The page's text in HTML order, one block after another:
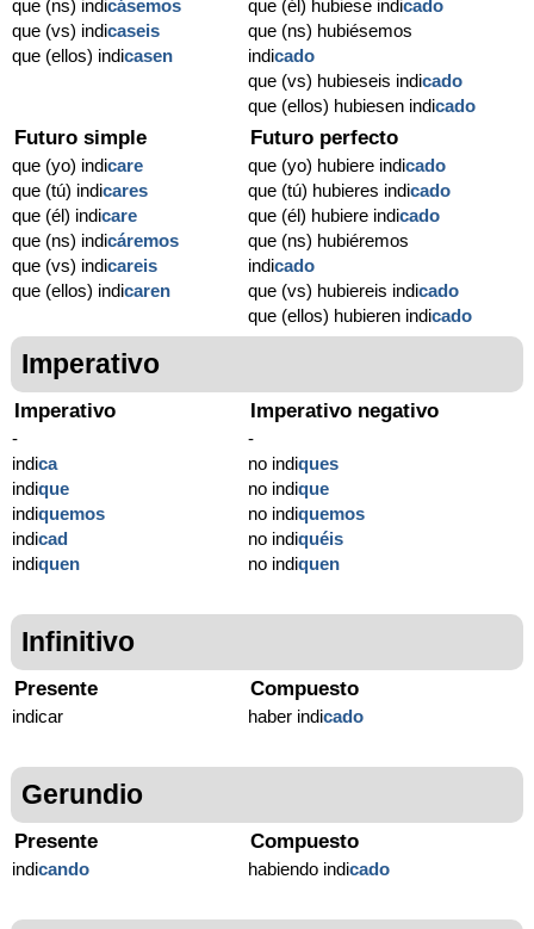
que (ns) indicásemos
que (vs) indicaseis
que (ellos) indicasen
que (él) hubiese indicado
que (ns) hubiésemos
indicado
que (vs) hubieseis indicado
que (ellos) hubiesen indicado
Futuro simple
que (yo) indicare
que (tú) indicares
que (él) indicare
que (ns) indicáremos
que (vs) indicareis
que (ellos) indicaren
Futuro perfecto
que (yo) hubiere indicado
que (tú) hubieres indicado
que (él) hubiere indicado
que (ns) hubiéremos
indicado
que (vs) hubiereis indicado
que (ellos) hubieren indicado
Imperativo
Imperativo
-
indica
indique
indiquemos
indicad
indiquen
Imperativo negativo
-
no indiques
no indique
no indiquemos
no indiquéis
no indiquen
Infinitivo
Presente
indicar
Compuesto
haber indicado
Gerundio
Presente
indicando
Compuesto
habiendo indicado